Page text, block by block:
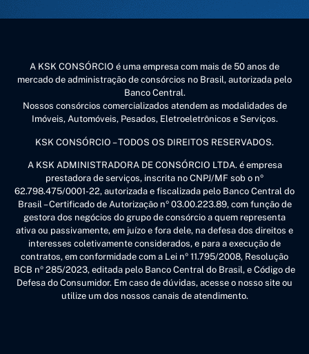
A KSK CONSÓRCIO é uma empresa com mais de 50 anos de
mercado de administração de consórcios no Brasil, autorizada pelo
Banco Central.
Nossos consórcios comercializados atendem as modalidades de
Imóveis, Automóveis, Pesados, Eletroeletrônicos e Serviços.
KSK CONSÓRCIO – TODOS OS DIREITOS RESERVADOS.
A KSK ADMINISTRADORA DE CONSÓRCIO LTDA. é empresa
prestadora de serviços, inscrita no CNPJ/MF sob o nº
62.798.475/0001-22, autorizada e fiscalizada pelo Banco Central do
Brasil – Certificado de Autorização nº 03.00.223.89, com função de
gestora dos negócios do grupo de consórcio a quem representa
ativa ou passivamente, em juízo e fora dele, na defesa dos direitos e
interesses coletivamente considerados, e para a execução de
contratos, em conformidade com a Lei nº 11.795/2008, Resolução
BCB nº 285/2023, editada pelo Banco Central do Brasil, e Código de
Defesa do Consumidor. Em caso de dúvidas, acesse o nosso site ou
utilize um dos nossos canais de atendimento.